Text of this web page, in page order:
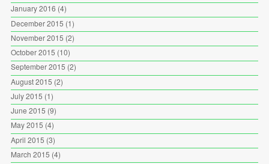
January 2016 (4)
December 2015 (1)
November 2015 (2)
October 2015 (10)
September 2015 (2)
August 2015 (2)
July 2015 (1)
June 2015 (9)
May 2015 (4)
April 2015 (3)
March 2015 (4)